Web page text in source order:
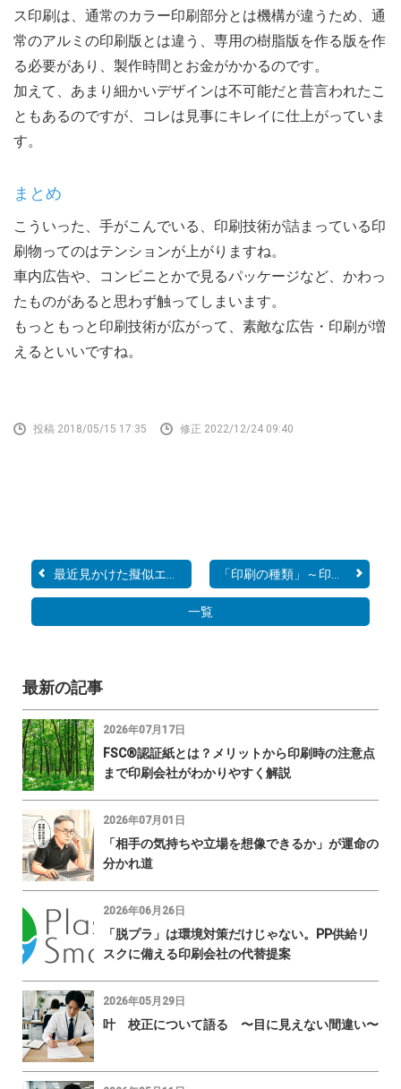
ス印刷は、通常のカラー印刷部分とは機構が違うため、通
常のアルミの印刷版とは違う、専用の樹脂版を作る版を作
る必要があり、製作時間とお金がかかるのです。
加えて、あまり細かいデザインは不可能だと昔言われたこ
ともあるのですが、コレは見事にキレイに仕上がっていま
す。
まとめ
こういった、手がこんでいる、印刷技術が詰まっている印
刷物ってのはテンションが上がりますね。
車内広告や、コンビニとかで見るパッケージなど、かわっ
たものがあると思わず触ってしまいます。
もっともっと印刷技術が広がって、素敵な広告・印刷が増
えるといいですね。
投稿 2018/05/15 17:35 修正 2022/12/24 09:40
最近見かけた擬似エンボス...
一覧
最新の記事
2026年07月17日
FSC®認証紙とは？メリットから印刷時の注意点
まで印刷会社がわかりやすく解説
2026年07月01日
「相手の気持ちや立場を想像できるか」が運命の
分かれ道
2026年06月26日
「脱プラ」は環境対策だけじゃない。PP供給リ
スクに備える印刷会社の代替提案
2026年05月29日
叶 校正について語る 〜目に見えない間違い〜